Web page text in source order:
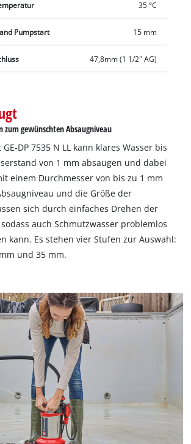
2-in-1-Kombipumpe schnell und einfach
Einhell Flutset GE-DP 7535 N LL besteht
mit einem
25/38 mm und 33,3 mm (1" AG), einem
verhindert.
35 °C
Pumpstart 15 mm
47,8mm (1 1/2" AG)
zum gewünschten Absaugniveau
DP 7535 N LL kann klares Wasser bis
von 1 mm absaugen und dabei
einem Durchmesser von bis zu 1 mm
und die Größe der
sich durch einfaches Drehen der
auch Schmutzwasser problemlos
kann. Es stehen vier Stufen zur Auswahl:
und 35 mm.